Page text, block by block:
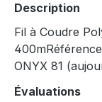
Description
Fil à Coudre
ONYX 81
Évaluations